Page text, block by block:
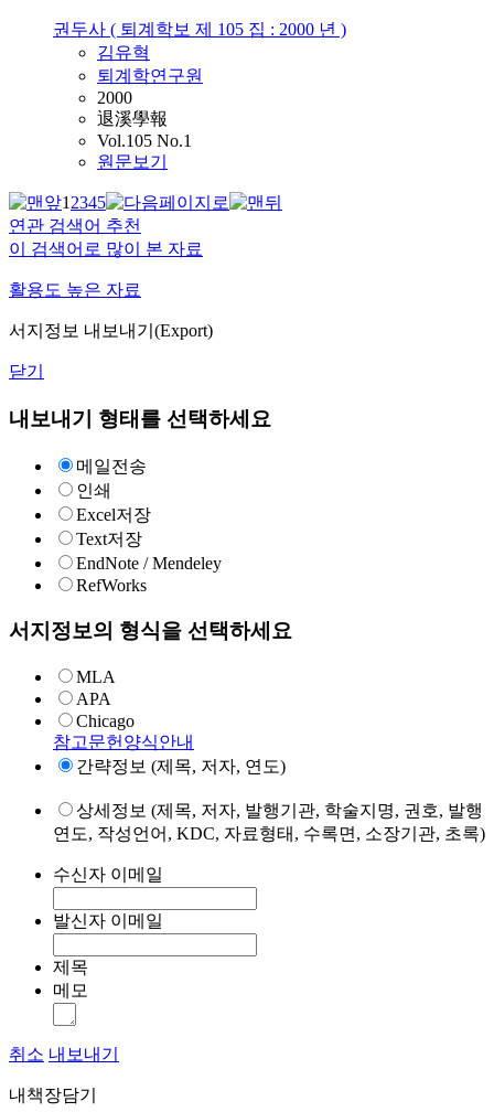
권두사 ( 퇴계학보 제 105 집 : 2000 년 )
김유혁
퇴계학연구원
2000
退溪學報
Vol.105 No.1
원문보기
12345
연관 검색어 추천
이 검색어로 많이 본 자료
활용도 높은 자료
서지정보 내보내기(Export)
닫기
내보내기 형태를 선택하세요
메일전송
인쇄
Excel저장
Text저장
EndNote / Mendeley
RefWorks
서지정보의 형식을 선택하세요
MLA
APA
Chicago
참고문헌양식안내
간략정보 (제목, 저자, 연도)
상세정보 (제목, 저자, 발행기관, 학술지명, 권호, 발행
연도, 작성언어, KDC, 자료형태, 수록면, 소장기관, 초록)
수신자 이메일
발신자 이메일
제목
메모
취소 내보내기
내책장담기